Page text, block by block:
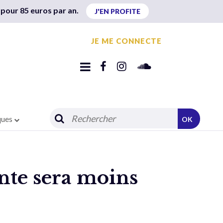
85 euros par an. J'EN PROFITE
JE ME CONNECTE
OK
sera moins